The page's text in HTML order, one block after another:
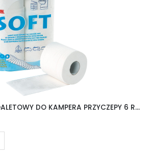
FIAMMA PAPIER TOALETOWY DO KAMPERA PRZYCZEPY 6 ROLEK